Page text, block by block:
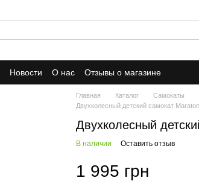
Новости О нас Отзывы о магазине
Главная Каталог Самокаты
Двухколесный детский самокат
Двухколесный
В наличии Оставить отзыв
1 995 грн